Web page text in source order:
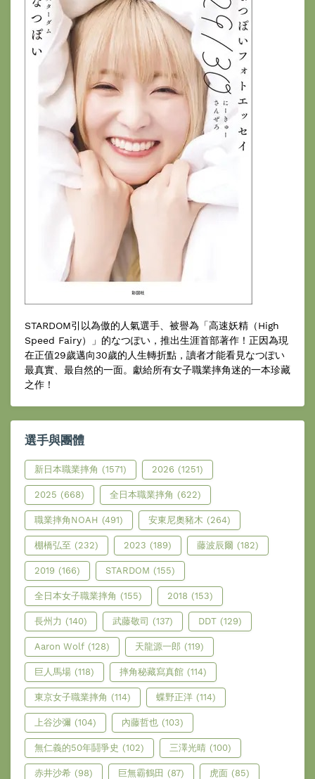
STARDOM引以為傲的人氣選手、被譽為「高速妖精（High
Speed Fairy）」的なつぽい，推出生涯首部著作！正因為現
在正值29歲邁向30歲的人生轉折點，讀者才能看見なつぽい
最真實、最自然的一面。獻給所有女子職業摔角迷的一本珍藏
之作！
選手與團體
新日本職業摔角 (1571) 2026 (1251)
2025 (668) 全日本職業摔角 (622)
職業摔角NOAH (491) 安東尼奧豬木 (264)
棚橋弘至 (232) 2023 (189) 藤波辰爾 (182)
2019 (166) STARDOM (155)
全日本女子職業摔角 (155) 2018 (153)
長州力 (140) 武藤敬司 (137) DDT (129)
Aaron Wolf (128) 天龍源一郎 (119)
巨人馬場 (118) 摔角秘藏寫真館 (114)
東京女子職業摔角 (114) 蝶野正洋 (114)
上谷沙彌 (104) 內藤哲也 (103)
無仁義的50年鬪爭史 (102) 三澤光晴 (100)
赤井沙希 (98) 巨無霸鶴田 (87) 虎面 (85)